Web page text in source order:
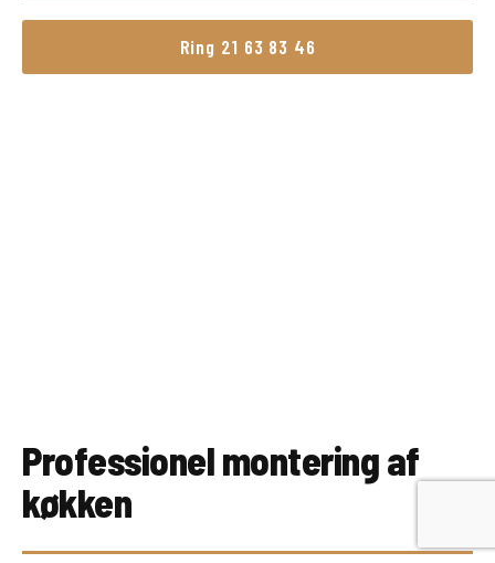
Ring 21 63 83 46
Professionel montering af
køkken